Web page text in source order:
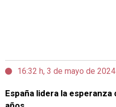
16:32 h, 3 de mayo de 2024
España lidera la esperanza